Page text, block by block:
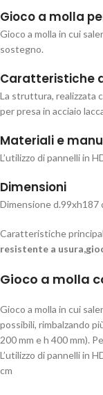
Gioco a molla
Gioco a molla in cui
sostegno.
Caratteristiche
La struttura, realizzata
per presa in acciaio
Materiali e
L’utilizzo di pannelli in
Dimensioni
Dimensione d.99xh187
Caratteristiche
resistente a
Gioco a molla
Gioco a molla in cui
possibili, rimbalzando
200 mm e h 400 mm).
L’utilizzo di pannelli in
cm